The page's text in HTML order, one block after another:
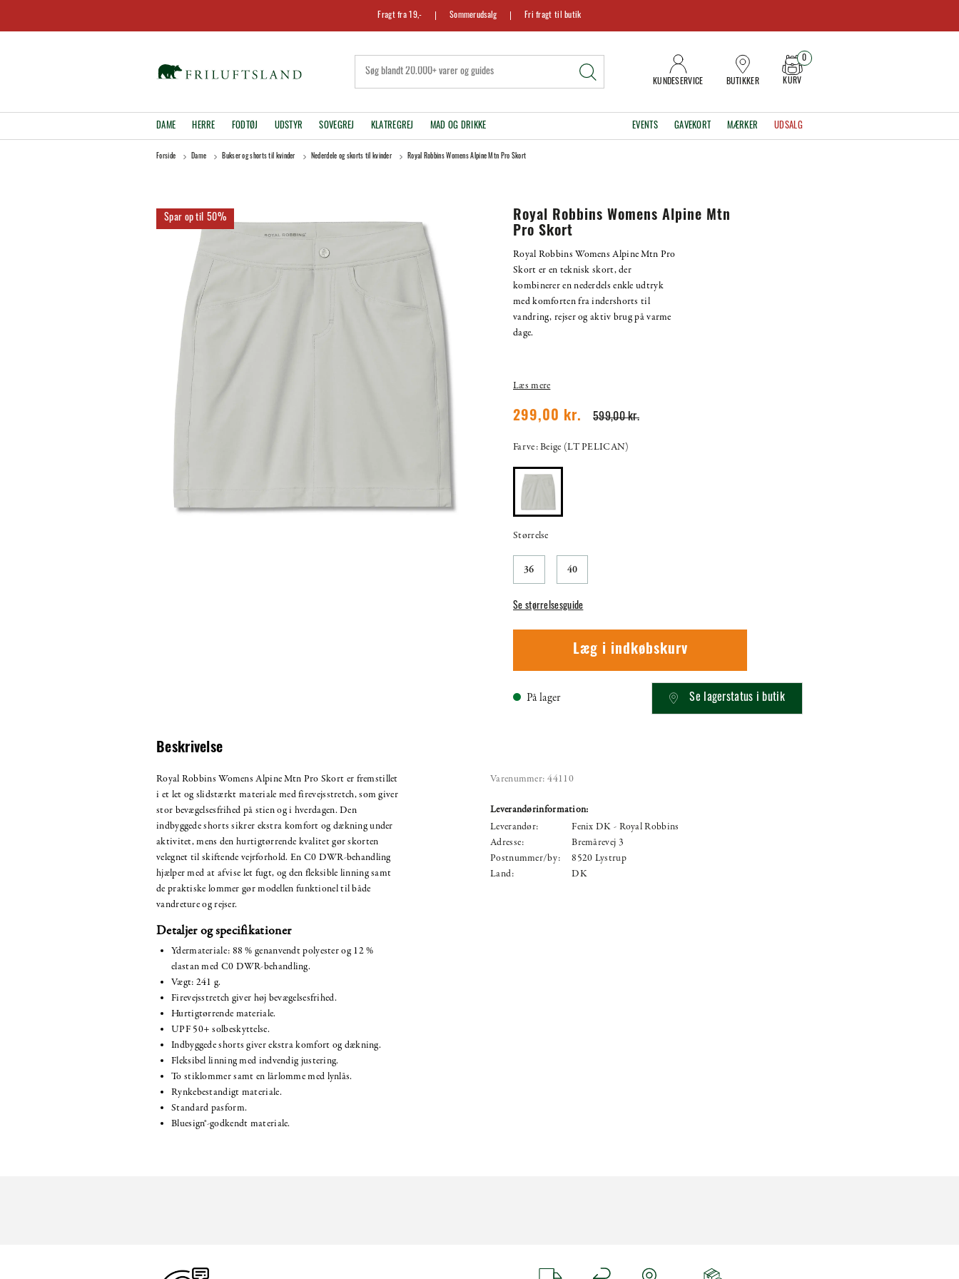
Fragt fra 19,- Sommerudsalg Fri fragt til butik
KUNDESERVICE BUTIKKER KURV
0
DAME HERRE FODTØJ UDSTYR SOVEGREJ KLATREGREJ MAD OG DRIKKE EVENTS GAVEKORT MÆRKER UDSALG
Forside Dame Bukser og shorts til kvinder Nederdele og skorts til kvinder Royal Robbins Womens Alpine Mtn Pro Skort
50%
Royal Robbins Womens Alpine Mtn
Pro Skort
Royal Robbins Womens Alpine Mtn Pro
Skort er en teknisk skort, der
kombinerer en nederdels enkle udtryk
med komforten fra indershorts til
vandring, rejser og aktiv brug på varme
dage.
Læs mere
599,00 kr.
299,00 kr.
Farve: Beige (LT PELICAN)
Størrelse
36 40
Se størrelsesguide
Læg i indkøbskurv
På lager Se lagerstatus i butik
Beskrivelse
Royal Robbins Womens Alpine Mtn Pro Skort er fremstillet
i et let og slidstærkt materiale med firevejsstretch, som giver
stor bevægelsesfrihed på stien og i hverdagen. Den
indbyggede shorts sikrer ekstra komfort og dækning under
aktivitet, mens den hurtigtørrende kvalitet gør skorten
velegnet til skiftende vejrforhold. En C0 DWR-behandling
hjælper med at afvise let fugt, og den fleksible linning samt
de praktiske lommer gør modellen funktionel til både
vandreture og rejser.
Detaljer og specifikationer
Ydermateriale: 88 % genanvendt polyester og 12 %
elastan med C0 DWR-behandling.
Vægt: 241 g.
Firevejsstretch giver høj bevægelsesfrihed.
Hurtigtørrende materiale.
UPF 50+ solbeskyttelse.
Indbyggede shorts giver ekstra komfort og dækning.
Fleksibel linning med indvendig justering.
To stiklommer samt en lårlomme med lynlås.
Rynkebestandigt materiale.
Standard pasform.
Bluesign®-godkendt materiale.
Varenummer: 44110
Leverandørinformation:
Leverandør:
Fenix DK - Royal Robbins
Adresse:
Bremårevej 3
Postnummer/by:
8520 Lystrup
Land:
DK